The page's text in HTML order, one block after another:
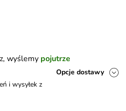
wyślemy pojutrze
Opcje dostawy
i wysyłek z